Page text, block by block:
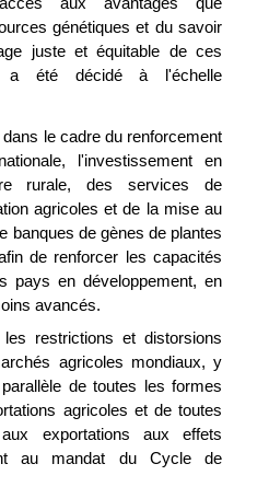
aux avantages que
génétiques et du savoir
juste et équitable de ces
a été décidé à l'échelle
le cadre du renforcement
l'investissement en
rurale, des services de
agricoles et de la mise au
banques de gènes de plantes
de renforcer les capacités
pays en développement, en
avancés.
restrictions et distorsions
agricoles mondiaux, y
de toutes les formes
agricoles et de toutes
exportations aux effets
au mandat du Cycle de